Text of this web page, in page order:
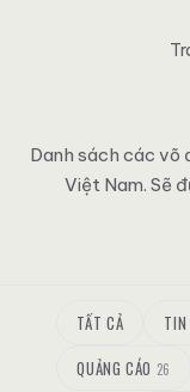
Danh sách các võ
Việt Nam. Sẽ
TẤT CẢ
QUẢNG CÁO 26